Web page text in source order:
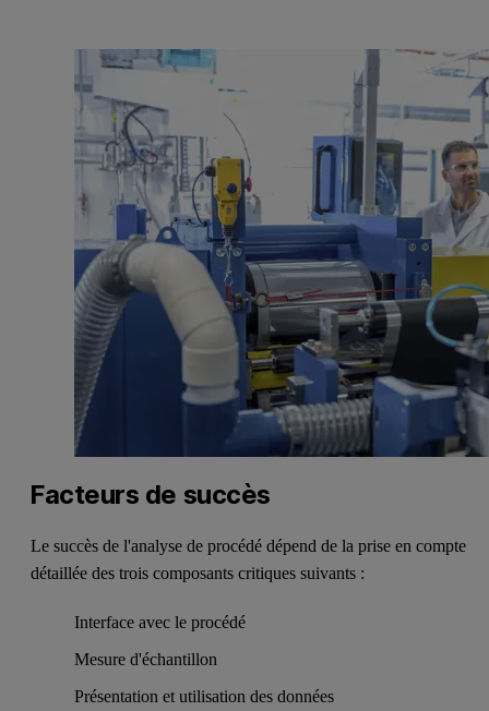
Facteurs de succès
Le succès de l'analyse de procédé dépend de la prise en compte
détaillée des trois composants critiques suivants :
Interface avec le procédé
Mesure d'échantillon
Présentation et utilisation des données